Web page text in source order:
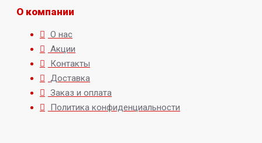
О компании
О нас
Акции
Контакты
Доставка
Заказ и оплата
Политика конфиденциальности